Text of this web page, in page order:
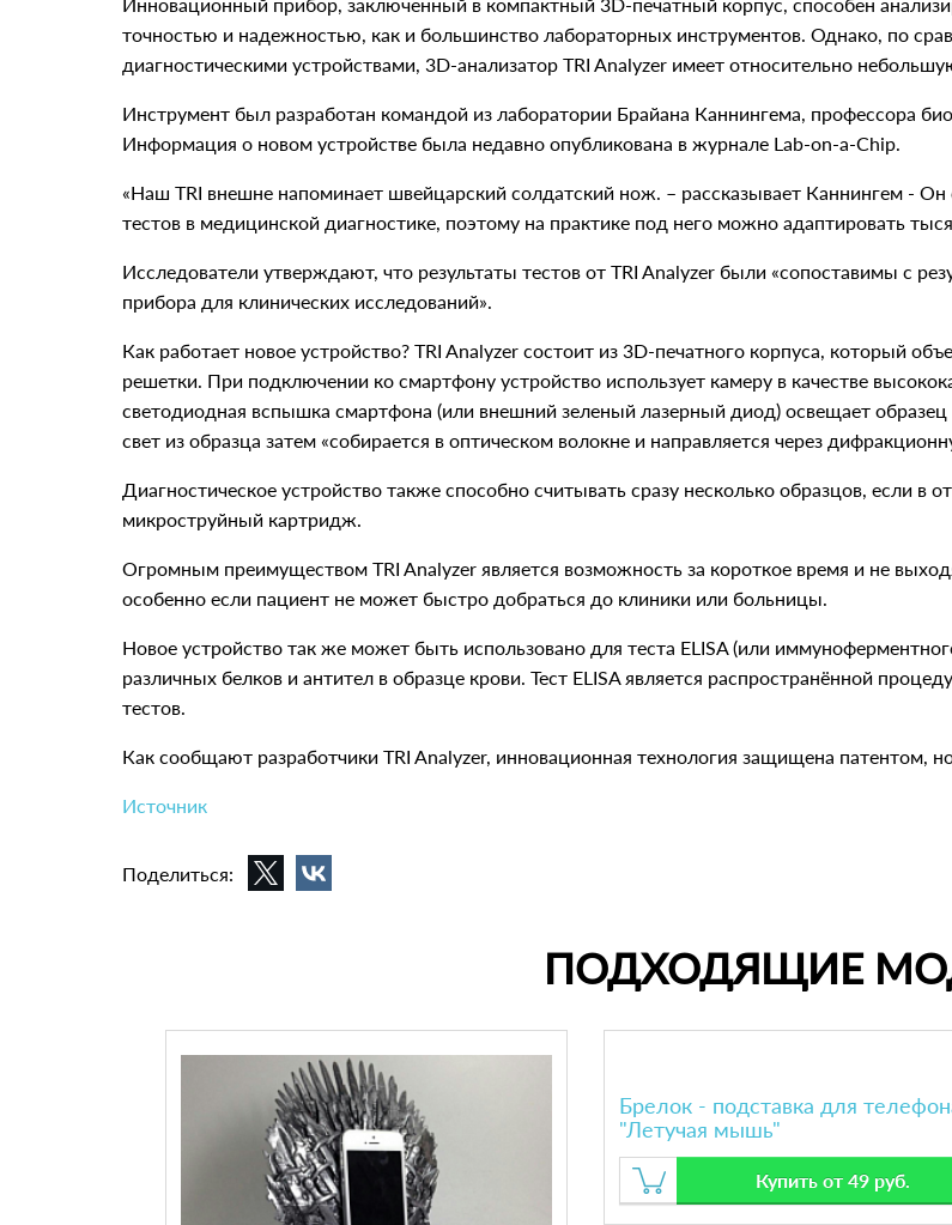
точностью и надежностью, как и большинство лабораторных инструментов. Однако, по
диагностическими устройствами, 3D-анализатор TRI Analyzer имеет относительно
Инструмент был разработан командой из лаборатории Брайана Каннингема, профессора
Информация о новом устройстве была недавно опубликована в журнале Lab-on-a-Chip.
«Наш TRI внешне напоминает швейцарский солдатский нож. – рассказывает Каннингем -
тестов в медицинской диагностике, поэтому на практике под него можно адаптировать
Исследователи утверждают, что результаты тестов от TRI Analyzer были «сопоставимы с
прибора для клинических исследований».
Как работает новое устройство? TRI Analyzer состоит из 3D-печатного корпуса, который
решетки. При подключении ко смартфону устройство использует камеру в качестве
светодиодная вспышка смартфона (или внешний зеленый лазерный диод) освещает
свет из образца затем «собирается в оптическом волокне и направляется через
Диагностическое устройство также способно считывать сразу несколько образцов, если в
микроструйный картридж.
Огромным преимуществом TRI Analyzer является возможность за короткое время и не
особенно если пациент не может быстро добраться до клиники или больницы.
Новое устройство так же может быть использовано для теста ELISA (или
различных белков и антител в образце крови. Тест ELISA является распространённой
тестов.
Как сообщают разработчики TRI Analyzer, инновационная технология защищена патентом,
Источник
Поделиться:
ПОДХОДЯЩИЕ
Брелок - подставка для
"Летучая мышь"
Купить от 49 руб.